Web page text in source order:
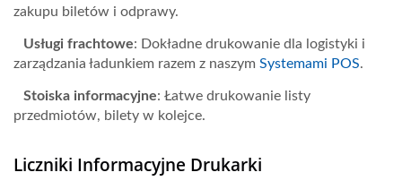
zakupu biletów i odprawy.
Usługi frachtowe: Dokładne drukowanie dla logistyki i
zarządzania ładunkiem razem z naszym Systemami POS.
Stoiska informacyjne: Łatwe drukowanie listy
przedmiotów, bilety w kolejce.
Liczniki Informacyjne Drukarki